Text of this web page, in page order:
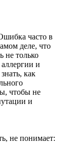
часто в
деле, что
не только
и
как
чтобы не
и
не понимает: